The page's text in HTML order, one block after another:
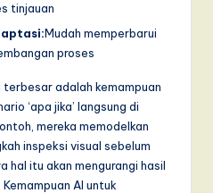
tinjauan
Mudah memperbarui
proses
terbesar adalah kemampuan
‘apa jika’ langsung di
mereka memodelkan
inspeksi visual sebelum
hal itu akan mengurangi hasil
AI untuk